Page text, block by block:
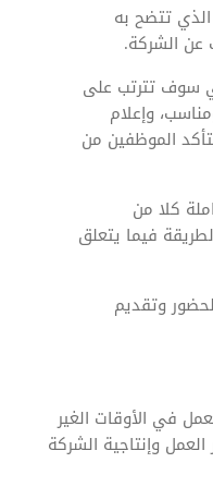
تتضح به
عن الشركة.
سوف تترتب على
وإعلام
الموظفين من
كلا من
فيما يتعلق
وتقديم
في الأوقات الغير
وإنتاجية الشركة